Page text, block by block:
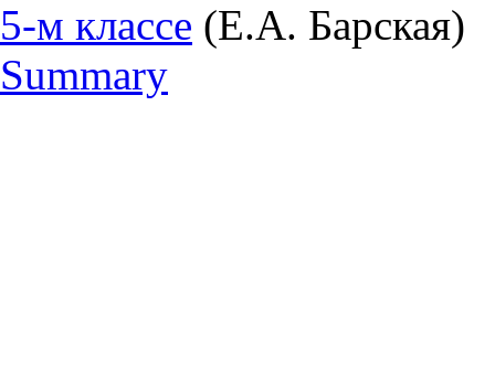
5-м классе (Е.А. Барская)
Summary